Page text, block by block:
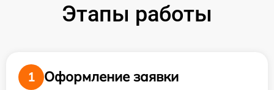
Этапы работы
1
Оформление заявки